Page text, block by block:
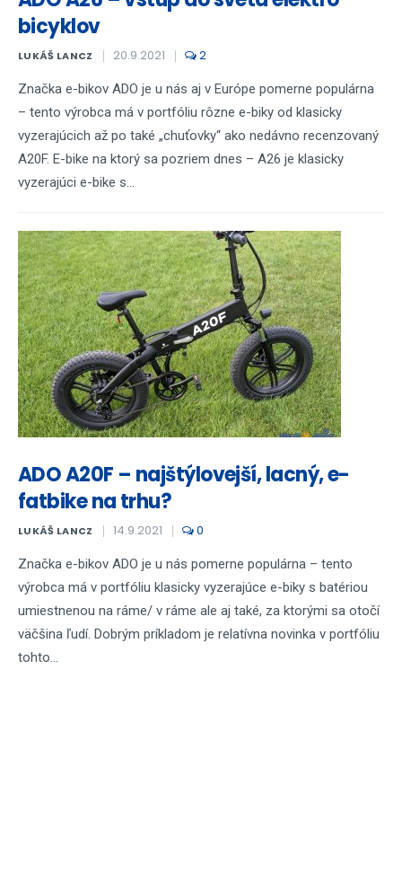
bicyklov
LUKÁŠ LANCZ 20.9.2021 2
Značka e-bikov ADO je u nás aj v Európe pomerne populárna
– tento výrobca má v portfóliu rôzne e-biky od klasicky
vyzerajúcich až po také „chuťovky“ ako nedávno recenzovaný
A20F. E-bike na ktorý sa pozriem dnes – A26 je klasicky
vyzerajúci e-bike s...
ADO A20F – najštýlovejší, lacný, e-
fatbike na trhu?
LUKÁŠ LANCZ 14.9.2021 0
Značka e-bikov ADO je u nás pomerne populárna – tento
výrobca má v portfóliu klasicky vyzerajúce e-biky s batériou
umiestnenou na ráme/ v ráme ale aj také, za ktorými sa otočí
väčšina ľudí. Dobrým príkladom je relatívna novinka v portfóliu
tohto...